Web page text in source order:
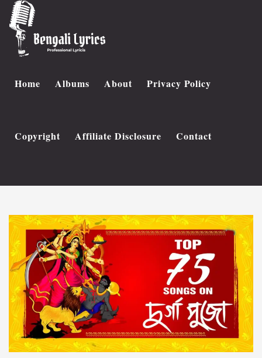
Home Albums About Privacy Policy
Copyright Affiliate Disclosure Contact